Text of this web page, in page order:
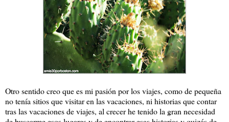
Otro sentido creo que es mi pasión por los viajes, como de pequeña
no tenía sitios que visitar en las vacaciones, ni historias que contar
tras las vacaciones de viajes, al crecer he tenido la gran necesidad